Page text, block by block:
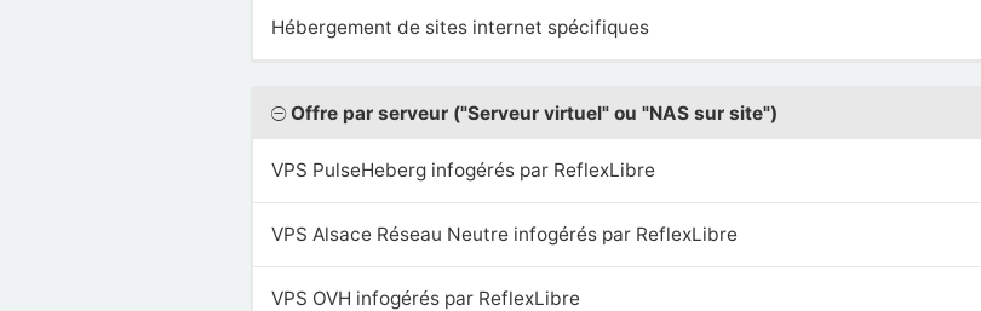
Hébergement de sites internet spécifiques
Offre par serveur ("Serveur virtuel" ou "NAS sur site")
VPS PulseHeberg infogérés par ReflexLibre
VPS Alsace Réseau Neutre infogérés par ReflexLibre
VPS OVH infogérés par ReflexLibre